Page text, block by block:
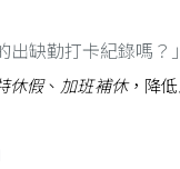
出缺勤打卡紀錄嗎？」
休假、 加班補休，降